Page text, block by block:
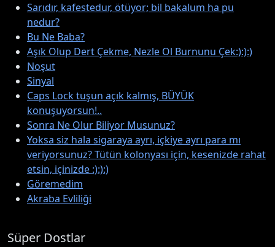
Sarıdır, kafestedur, ötüyor; bil bakalum ha pu
nedur?
Bu Ne Baba?
Aşık Olup Dert Çekme, Nezle Ol Burnunu Çek:):):)
Noşut
Sinyal
Caps Lock tuşun açık kalmış, BÜYÜK
konuşuyorsun!..
Sonra Ne Olur Biliyor Musunuz?
Yoksa siz hala sigaraya ayrı, içkiye ayrı para mı
veriyorsunuz? Tütün kolonyası için, kesenizde rahat
etsin, içinizde :):):)
Göremedim
Akraba Evliliği
Süper Dostlar